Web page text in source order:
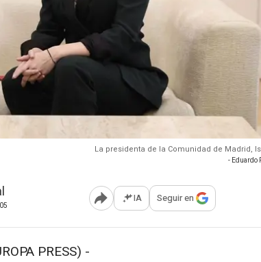
La presidenta de la Comunidad de Madrid,
- Eduardo
Abrir opciones para compartir
IA Seguir en
PRESS) -